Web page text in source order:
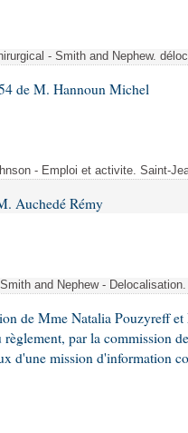
- Smith and Nephew.
de M. Hannoun Michel
- Emploi et activite. Saint-
Auchedé Rémy
and Nephew -
de Mme Natalia Pouzyreff
par la commission
d'une mission d'information